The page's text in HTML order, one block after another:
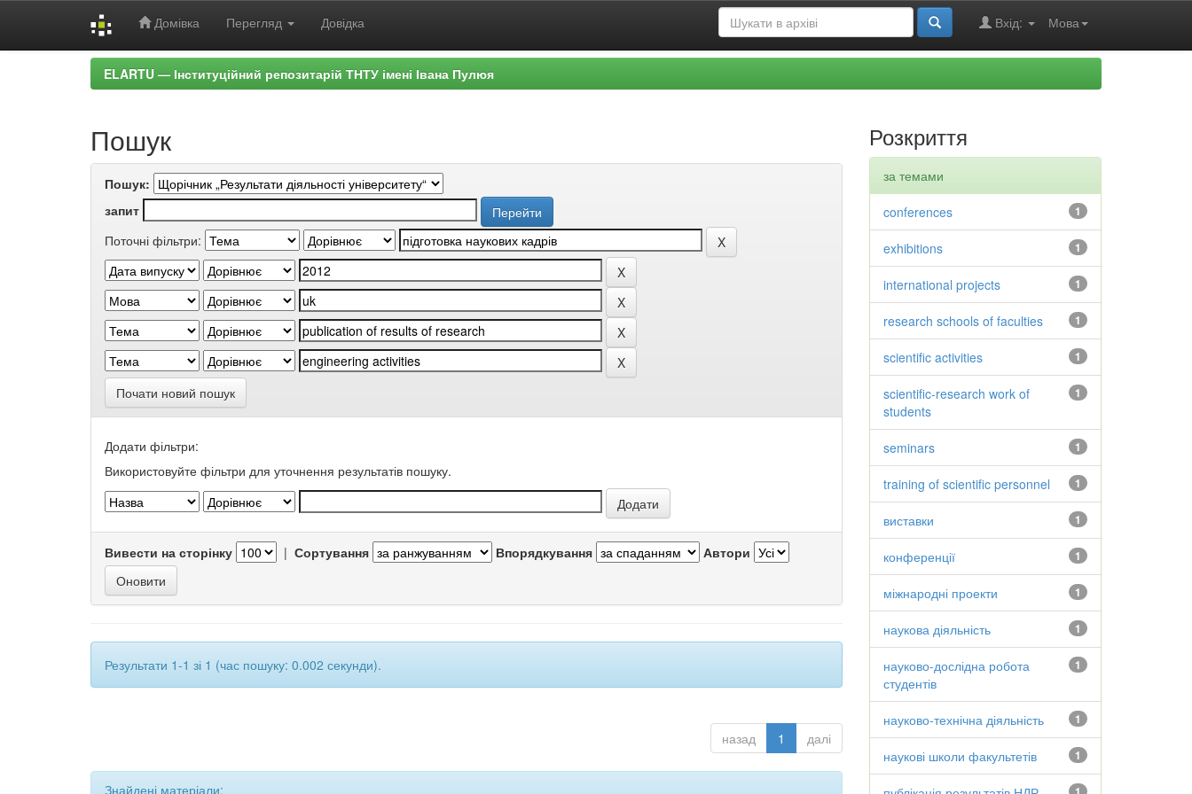
Домівка Перегляд Довідка Мова
Вхід:
ELARTU — Інституційний репозитарій ТНТУ імені Івана Пулюя
Пошук
Пошук:
запит
Поточні фільтри:
Почати новий пошук
Додати фільтри:
Використовуйте фільтри для уточнення результатів пошуку.
Вивести на сторінку | Сортування Впорядкування Автори
Результати 1-1 зі 1 (час пошуку: 0.002 секунди).
назад 1 далі
Знайдені матеріали:
Розкриття
за темами
1
conferences
1
exhibitions
1
international projects
1
research schools of faculties
1
scientific activities
1
scientific-research work of
students
1
seminars
1
training of scientific personnel
1
виставки
1
конференції
1
міжнародні проекти
1
наукова діяльність
1
науково-дослідна робота
студентів
1
науково-технічна діяльність
1
наукові школи факультетів